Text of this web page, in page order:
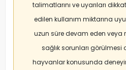
talimatlarını ve uyarıları
edilen kullanım miktarına
uzun süre devam eden veya
sağlık sorunları görülmesi
hayvanlar konusunda